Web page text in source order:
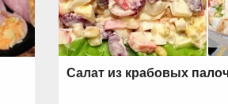
Салат из крабовых